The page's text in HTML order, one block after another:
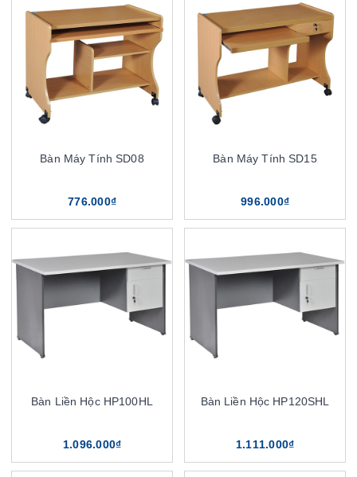
Bàn Máy Tính SD08
776.000₫
Bàn Máy Tính SD15
996.000₫
Bàn Liền Hộc HP100HL
1.096.000₫
Bàn Liền Hộc HP120SHL
1.111.000₫